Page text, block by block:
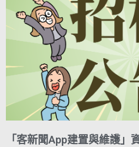
「客新聞App建置與維護」